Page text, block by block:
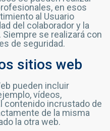
en esos
al Usuario
del colaborador y la
se realizará con
de seguridad.
sitios web
pueden incluir
vídeos,
contenido incrustado de
de la misma
la otra web.